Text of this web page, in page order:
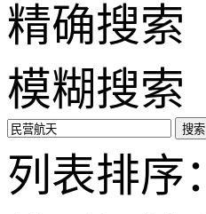
精确搜索
模糊搜索
搜索
列表排序：